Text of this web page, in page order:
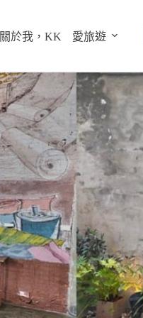
關於我，KK 愛旅遊